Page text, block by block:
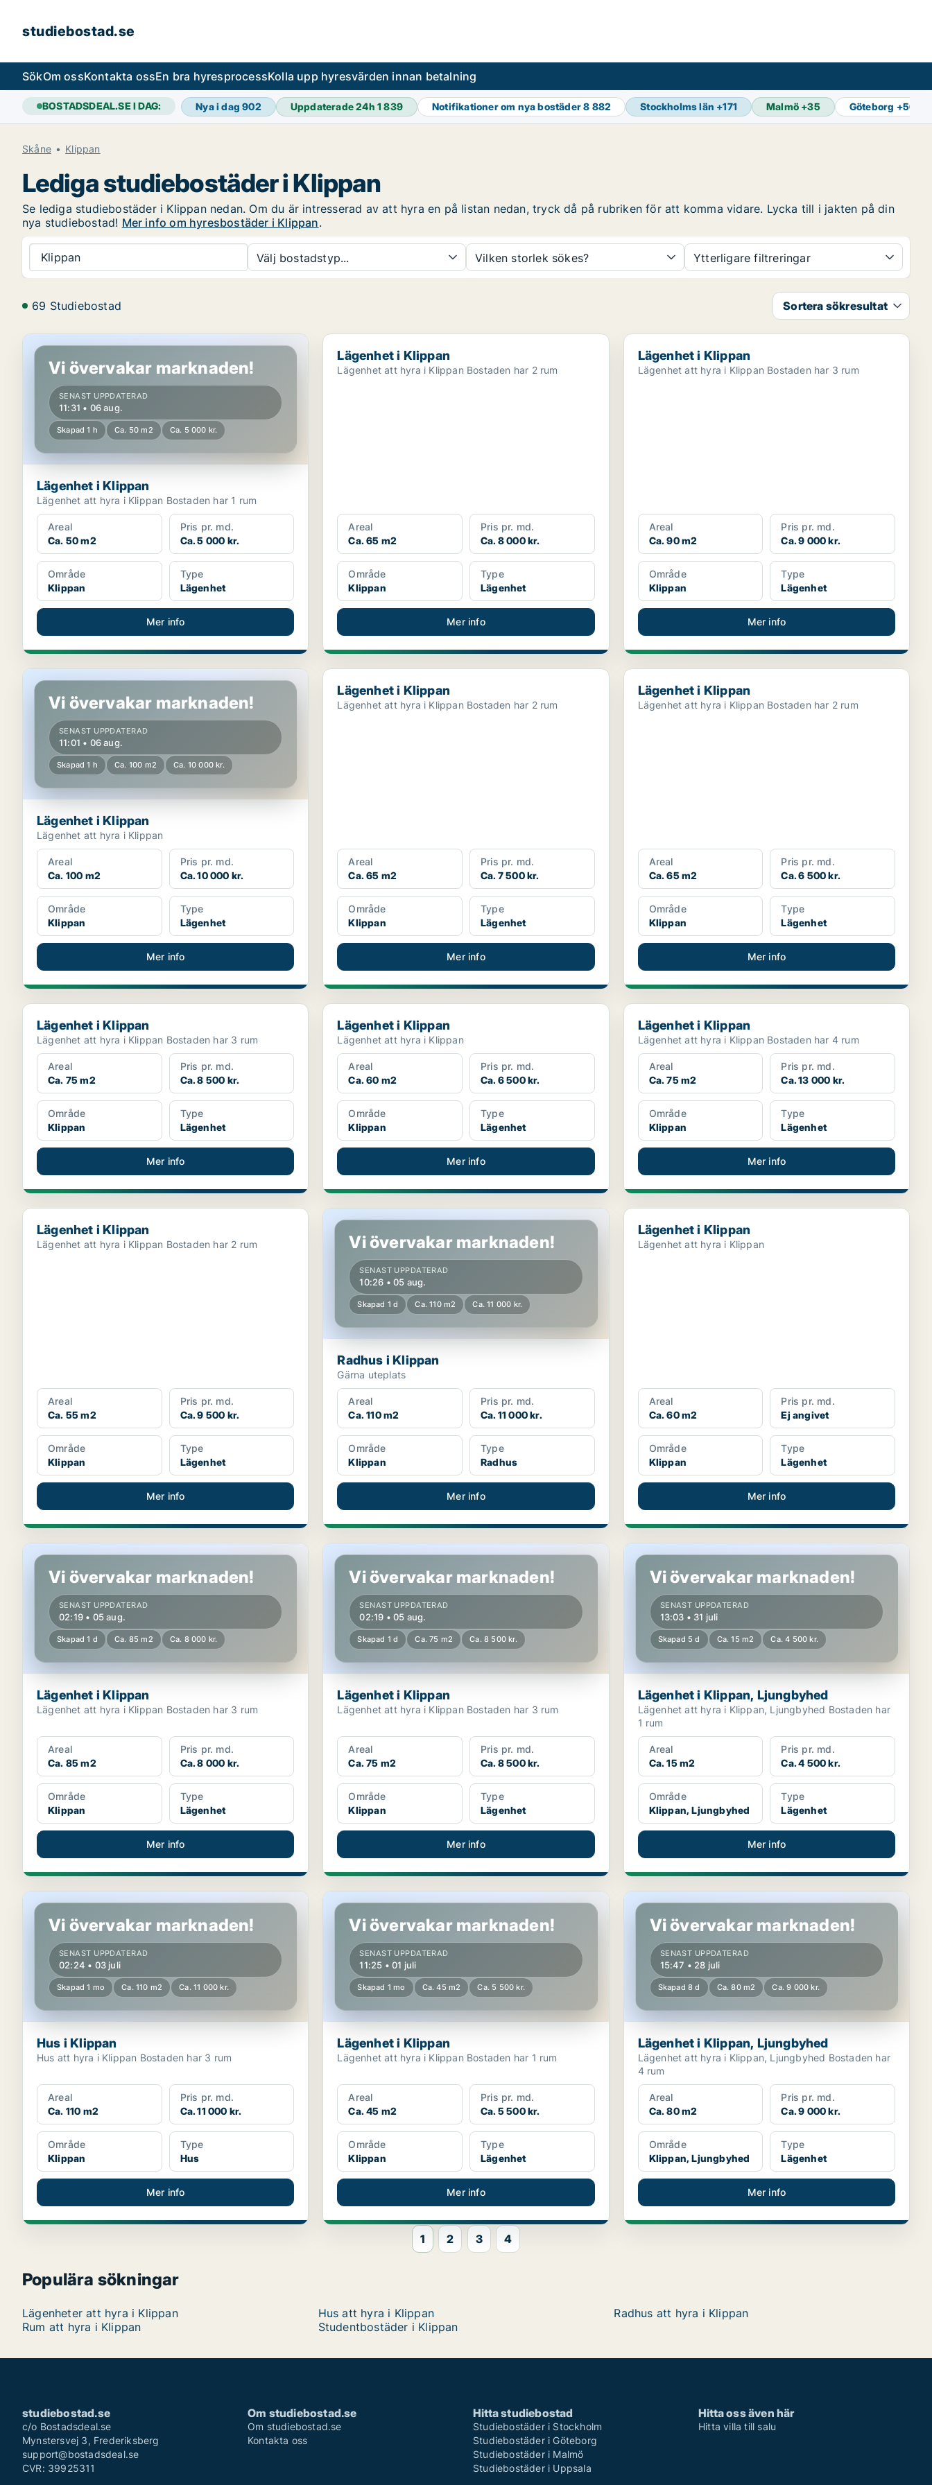
studiebostad.se
SökOm ossKontakta ossEn bra hyresprocessKolla upp hyresvärden innan betalning
BOSTADSDEAL.SE I DAG: Nya i dag902 Uppdaterade 24h1 839 Notifikationer om nya bostäder8 882 Stockholms län +171 Malmö +35 Göteborg +56
Skåne Klippan
Lediga studiebostäder i Klippan
Se lediga studiebostäder i Klippan nedan. Om du är intresserad av att hyra en på listan nedan, tryck då på rubriken för att komma vidare. Lycka till i jakten på din
nya studiebostad! Mer info om hyresbostäder i Klippan.
Klippan Välj bostadstyp... Vilken storlek sökes? Ytterligare filtreringar
69 Studiebostad Sortera sökresultat
Lägenhet i Klippan
Vi övervakar marknaden!
SENAST UPPDATERAD
11:31 • 06 aug.
Skapad 1 h Ca. 50 m2 Ca. 5 000 kr.
Lägenhet i Klippan
Lägenhet att hyra i Klippan Bostaden har 1 rum
Areal
Ca. 50 m2
Pris pr. md.
Ca. 5 000 kr.
Område
Klippan
Type
Lägenhet
Mer info
Lägenhet i Klippan
Lägenhet i Klippan
Lägenhet att hyra i Klippan Bostaden har 2 rum
Areal
Ca. 65 m2
Pris pr. md.
Ca. 8 000 kr.
Område
Klippan
Type
Lägenhet
Mer info
Lägenhet i Klippan
Lägenhet i Klippan
Lägenhet att hyra i Klippan Bostaden har 3 rum
Areal
Ca. 90 m2
Pris pr. md.
Ca. 9 000 kr.
Område
Klippan
Type
Lägenhet
Mer info
Lägenhet i Klippan
Vi övervakar marknaden!
SENAST UPPDATERAD
11:01 • 06 aug.
Skapad 1 h Ca. 100 m2 Ca. 10 000 kr.
Lägenhet i Klippan
Lägenhet att hyra i Klippan
Areal
Ca. 100 m2
Pris pr. md.
Ca. 10 000 kr.
Område
Klippan
Type
Lägenhet
Mer info
Lägenhet i Klippan
Lägenhet i Klippan
Lägenhet att hyra i Klippan Bostaden har 2 rum
Areal
Ca. 65 m2
Pris pr. md.
Ca. 7 500 kr.
Område
Klippan
Type
Lägenhet
Mer info
Lägenhet i Klippan
Lägenhet i Klippan
Lägenhet att hyra i Klippan Bostaden har 2 rum
Areal
Ca. 65 m2
Pris pr. md.
Ca. 6 500 kr.
Område
Klippan
Type
Lägenhet
Mer info
Lägenhet i Klippan
Lägenhet i Klippan
Lägenhet att hyra i Klippan Bostaden har 3 rum
Areal
Ca. 75 m2
Pris pr. md.
Ca. 8 500 kr.
Område
Klippan
Type
Lägenhet
Mer info
Lägenhet i Klippan
Lägenhet i Klippan
Lägenhet att hyra i Klippan
Areal
Ca. 60 m2
Pris pr. md.
Ca. 6 500 kr.
Område
Klippan
Type
Lägenhet
Mer info
Lägenhet i Klippan
Lägenhet i Klippan
Lägenhet att hyra i Klippan Bostaden har 4 rum
Areal
Ca. 75 m2
Pris pr. md.
Ca. 13 000 kr.
Område
Klippan
Type
Lägenhet
Mer info
Lägenhet i Klippan
Lägenhet i Klippan
Lägenhet att hyra i Klippan Bostaden har 2 rum
Areal
Ca. 55 m2
Pris pr. md.
Ca. 9 500 kr.
Område
Klippan
Type
Lägenhet
Mer info
Radhus i Klippan
Vi övervakar marknaden!
SENAST UPPDATERAD
10:26 • 05 aug.
Skapad 1 d Ca. 110 m2 Ca. 11 000 kr.
Radhus i Klippan
Gärna uteplats
Areal
Ca. 110 m2
Pris pr. md.
Ca. 11 000 kr.
Område
Klippan
Type
Radhus
Mer info
Lägenhet i Klippan
Lägenhet i Klippan
Lägenhet att hyra i Klippan
Areal
Ca. 60 m2
Pris pr. md.
Ej angivet
Område
Klippan
Type
Lägenhet
Mer info
Lägenhet i Klippan
Vi övervakar marknaden!
SENAST UPPDATERAD
02:19 • 05 aug.
Skapad 1 d Ca. 85 m2 Ca. 8 000 kr.
Lägenhet i Klippan
Lägenhet att hyra i Klippan Bostaden har 3 rum
Areal
Ca. 85 m2
Pris pr. md.
Ca. 8 000 kr.
Område
Klippan
Type
Lägenhet
Mer info
Lägenhet i Klippan
Vi övervakar marknaden!
SENAST UPPDATERAD
02:19 • 05 aug.
Skapad 1 d Ca. 75 m2 Ca. 8 500 kr.
Lägenhet i Klippan
Lägenhet att hyra i Klippan Bostaden har 3 rum
Areal
Ca. 75 m2
Pris pr. md.
Ca. 8 500 kr.
Område
Klippan
Type
Lägenhet
Mer info
Lägenhet i Klippan, Ljungbyhed
Vi övervakar marknaden!
SENAST UPPDATERAD
13:03 • 31 juli
Skapad 5 d Ca. 15 m2 Ca. 4 500 kr.
Lägenhet i Klippan, Ljungbyhed
Lägenhet att hyra i Klippan, Ljungbyhed Bostaden har
1 rum
Areal
Ca. 15 m2
Pris pr. md.
Ca. 4 500 kr.
Område
Klippan, Ljungbyhed
Type
Lägenhet
Mer info
Hus i Klippan
Vi övervakar marknaden!
SENAST UPPDATERAD
02:24 • 03 juli
Skapad 1 mo Ca. 110 m2 Ca. 11 000 kr.
Hus i Klippan
Hus att hyra i Klippan Bostaden har 3 rum
Areal
Ca. 110 m2
Pris pr. md.
Ca. 11 000 kr.
Område
Klippan
Type
Hus
Mer info
Lägenhet i Klippan
Vi övervakar marknaden!
SENAST UPPDATERAD
11:25 • 01 juli
Skapad 1 mo Ca. 45 m2 Ca. 5 500 kr.
Lägenhet i Klippan
Lägenhet att hyra i Klippan Bostaden har 1 rum
Areal
Ca. 45 m2
Pris pr. md.
Ca. 5 500 kr.
Område
Klippan
Type
Lägenhet
Mer info
Lägenhet i Klippan, Ljungbyhed
Vi övervakar marknaden!
SENAST UPPDATERAD
15:47 • 28 juli
Skapad 8 d Ca. 80 m2 Ca. 9 000 kr.
Lägenhet i Klippan, Ljungbyhed
Lägenhet att hyra i Klippan, Ljungbyhed Bostaden har
4 rum
Areal
Ca. 80 m2
Pris pr. md.
Ca. 9 000 kr.
Område
Klippan, Ljungbyhed
Type
Lägenhet
Mer info
1 2 3 4
Populära sökningar
Lägenheter att hyra i Klippan Hus att hyra i Klippan
Radhus att hyra i Klippan
Rum att hyra i Klippan
Studentbostäder i Klippan
studiebostad.se
c/o Bostadsdeal.se
Mynstersvej 3, Frederiksberg
support@bostadsdeal.se
CVR: 39925311
Om studiebostad.se
Om studiebostad.se
Kontakta oss
Hitta studiebostad
Studiebostäder i Stockholm
Studiebostäder i Göteborg
Studiebostäder i Malmö
Studiebostäder i Uppsala
Hitta oss även här
Hitta villa till salu